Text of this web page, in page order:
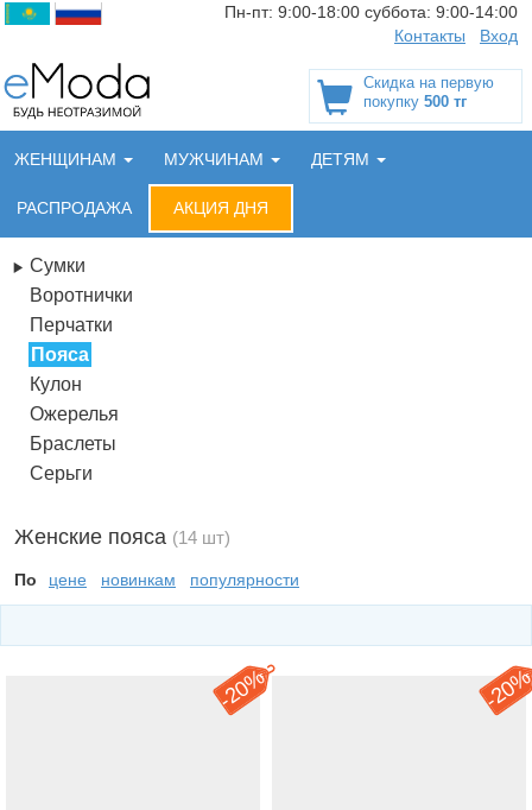
Пн-пт: 9:00-18:00 суббота: 9:00-14:00
Контакты
Вход
Скидка на первую
покупку 500 тг
ЖЕНЩИНАМ МУЖЧИНАМ ДЕТЯМ
РАСПРОДАЖА АКЦИЯ ДНЯ
Сумки
Воротнички
Перчатки
Пояса
Кулон
Ожерелья
Браслеты
Серьги
Женские пояса (14 шт)
По цене новинкам популярности
-
20% -